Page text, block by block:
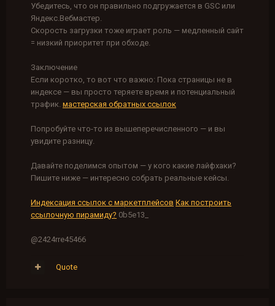
Убедитесь, что он правильно подгружается в GSC или
Яндекс.Вебмастер.
Скорость загрузки тоже играет роль — медленный сайт
= низкий приоритет при обходе.
Заключение
Если коротко, то вот что важно: Пока страницы не в
индексе — вы просто теряете время и потенциальный
трафик. мастерская обратных ссылок
Попробуйте что-то из вышеперечисленного — и вы
увидите разницу.
Давайте поделимся опытом — у кого какие лайфхаки?
Пишите ниже — интересно собрать реальные кейсы.
Индексация ссылок с маркетплейсов Как построить
ссылочную пирамиду? 0b5e13_
@2424rre45466
Quote